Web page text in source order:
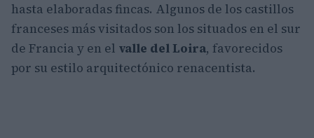
hasta elaboradas fincas. Algunos de los castillos
franceses más visitados son los situados en el sur
de Francia y en el valle del Loira, favorecidos
por su estilo arquitectónico renacentista.